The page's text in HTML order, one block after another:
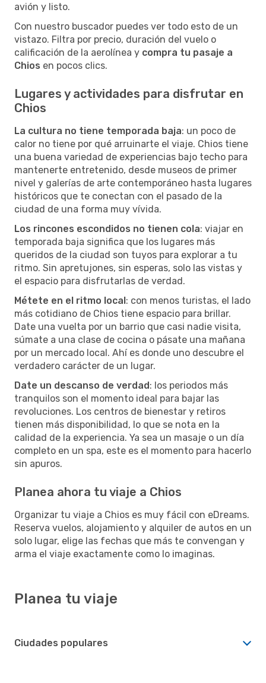
avión y listo.
Con nuestro buscador puedes ver todo esto de un
vistazo. Filtra por precio, duración del vuelo o
calificación de la aerolínea y compra tu pasaje a
Chios en pocos clics.
Lugares y actividades para disfrutar en
Chios
La cultura no tiene temporada baja: un poco de
calor no tiene por qué arruinarte el viaje. Chios tiene
una buena variedad de experiencias bajo techo para
mantenerte entretenido, desde museos de primer
nivel y galerías de arte contemporáneo hasta lugares
históricos que te conectan con el pasado de la
ciudad de una forma muy vívida.
Los rincones escondidos no tienen cola: viajar en
temporada baja significa que los lugares más
queridos de la ciudad son tuyos para explorar a tu
ritmo. Sin apretujones, sin esperas, solo las vistas y
el espacio para disfrutarlas de verdad.
Métete en el ritmo local: con menos turistas, el lado
más cotidiano de Chios tiene espacio para brillar.
Date una vuelta por un barrio que casi nadie visita,
súmate a una clase de cocina o pásate una mañana
por un mercado local. Ahí es donde uno descubre el
verdadero carácter de un lugar.
Date un descanso de verdad: los periodos más
tranquilos son el momento ideal para bajar las
revoluciones. Los centros de bienestar y retiros
tienen más disponibilidad, lo que se nota en la
calidad de la experiencia. Ya sea un masaje o un día
completo en un spa, este es el momento para hacerlo
sin apuros.
Planea ahora tu viaje a Chios
Organizar tu viaje a Chios es muy fácil con eDreams.
Reserva vuelos, alojamiento y alquiler de autos en un
solo lugar, elige las fechas que más te convengan y
arma el viaje exactamente como lo imaginas.
Planea tu viaje
Ciudades populares